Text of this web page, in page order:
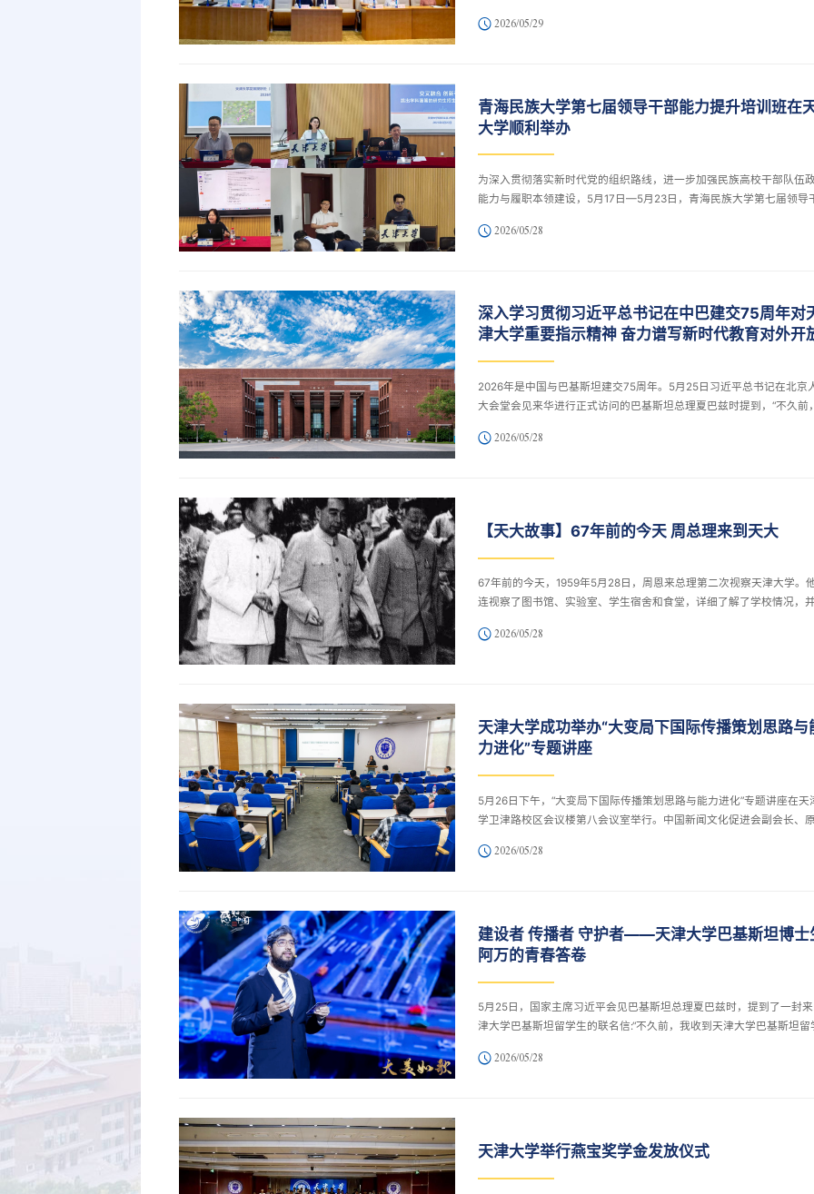
以《新型互联网技术研究与人才培养的思考》为题，为在场师生带来一
时代创新型人才培养思路。...
2026/05/29
青海民族大学第七届领导干部能力提升培训班在
大学顺利举办
为深入贯彻落实新时代党的组织路线，进一步加强民族高校干部队伍
能力与履职本领建设，5月17日—5月23日，青海民族大学第七届领导
大学的各级领导干部齐聚天津大学，通过专题教学、现场研学、交流研
2026/05/28
深入学习贯彻习近平总书记在中巴建交75周年对
津大学重要指示精神 奋力谱写新时代教育对外开
2026年是中国与巴基斯坦建交75周年。5月25日习近平总书记在北京
大会堂会见来华进行正式访问的巴基斯坦总理夏巴兹时提到，“不久前
交流的传播者、友谊的守护者。看到两国友好事业后继有人，我感到十
前进方向、提供了根本遵...
2026/05/28
【天大故事】67年前的今天 周总理来到天大
67年前的今天，1959年5月28日，周恩来总理第二次视察天津大学。
连视察了图书馆、实验室、学生宿舍和食堂，详细了解了学校情况，
教育与生产劳动相结合，教育是主导方面……天津大学有好的学习条件
一口气，不能让这个反...
2026/05/28
天津大学成功举办“大变局下国际传播策划思路与
力进化”专题讲座
5月26日下午，“大变局下国际传播策划思路与能力进化”专题讲座在天
学卫津路校区会议楼第八会议室举行。中国新闻文化促进会副会长、
委、国际合作与交流处联合主办。各学院（部）宣传委员、宣传干事、
析。王浩以“大变局”为切入点，...
2026/05/28
建设者 传播者 守护者——天津大学巴基斯坦博士
阿万的青春答卷
5月25日，国家主席习近平会见巴基斯坦总理夏巴兹时，提到了一封
津大学巴基斯坦留学生的联名信:“不久前，我收到天津大学巴基斯坦留
者。看到两国友好事业后继有人，我感到十分欣慰。”作为联名信上第
在中国收获的每一份友...
2026/05/28
天津大学举行燕宝奖学金发放仪式